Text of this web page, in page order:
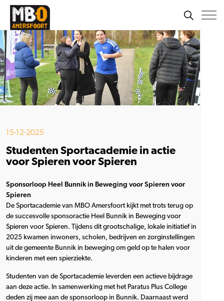
15-12-2025
Studenten Sportacademie in actie
voor Spieren voor Spieren
Sponsorloop Heel Bunnik in Beweging voor Spieren voor
Spieren
De Sportacademie van MBO Amersfoort kijkt met trots terug op
de succesvolle sponsoractie Heel Bunnik in Beweging voor
Spieren voor Spieren. Tijdens dit grootschalige, lokale initiatief in
2025 kwamen inwoners, scholen, bedrijven en zorginstellingen
uit de gemeente Bunnik in beweging om geld op te halen voor
kinderen met een spierziekte.
Studenten van de Sportacademie leverden een actieve bijdrage
aan deze actie. In samenwerking met het Paratus Plus College
deden zij mee aan de sponsorloop in Bunnik. Daarnaast werd